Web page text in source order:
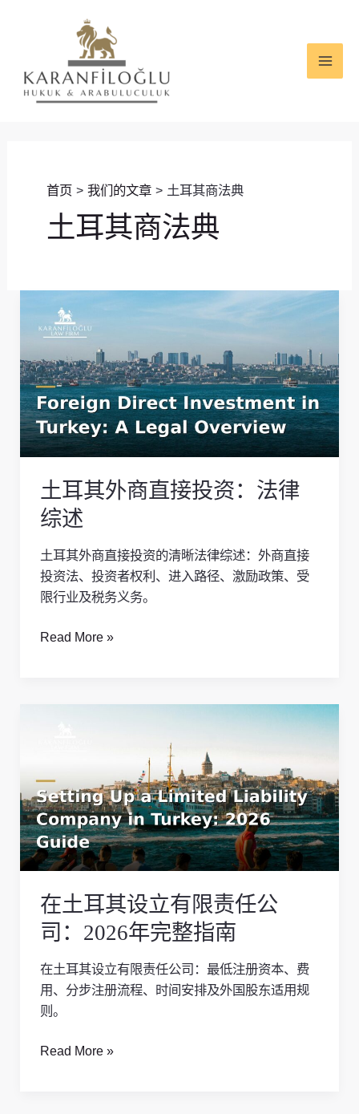
首页 我们的文章 土耳其商法典
土耳其商法典
土耳其外商直接投资：法律
综述
土耳其外商直接投资的清晰法律综述：外商直接
投资法、投资者权利、进入路径、激励政策、受
限行业及税务义务。
其
外
商
直
接
投
法
律
综
述
Read More »
在土耳其设立有限责任公
司：2026年完整指南
在土耳其设立有限责任公司：最低注册资本、费
用、分步注册流程、时间安排及外国股东适用规
则。
其
设
立
有
限
任
公
司：
2026
年
完
指
Read More »